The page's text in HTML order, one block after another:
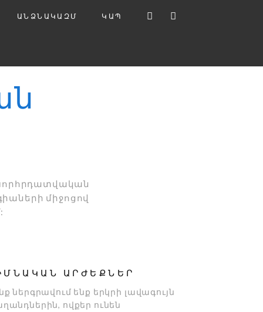
ԱՆՁՆԱԿԱԶՄ ԿԱՊ
միջոցով
ԱՐԺԵՔՆԵՐ
ներգրավում ենք երկրի լավագույն
ովքեր ունեն